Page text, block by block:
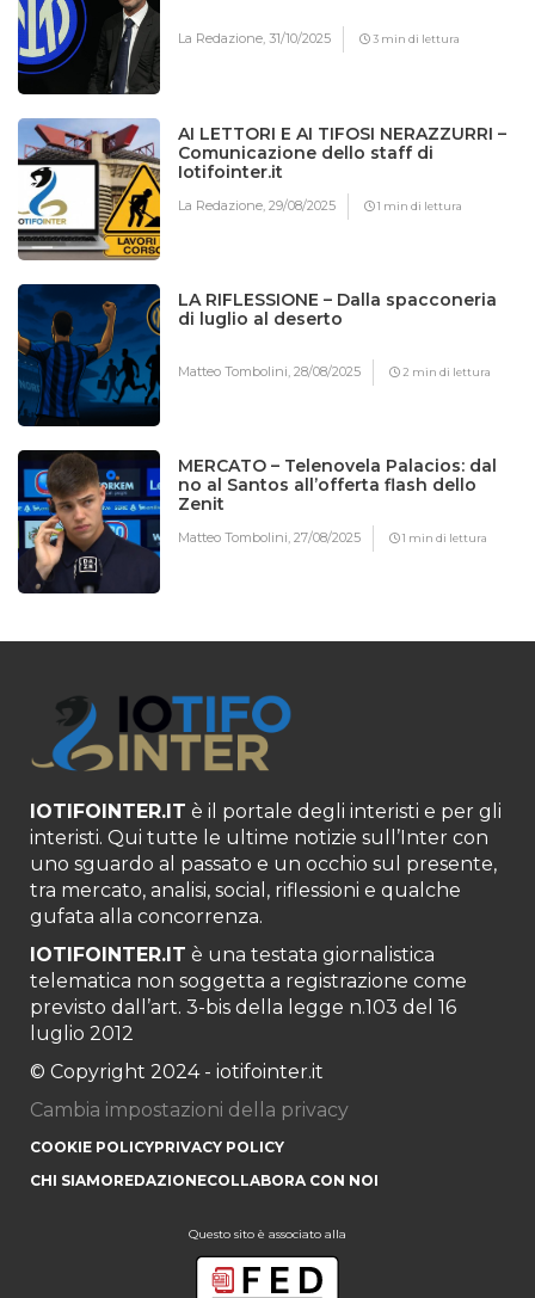
La Redazione,31/10/2025 3 min di lettura
AI LETTORI E AI TIFOSI NERAZZURRI –
Comunicazione dello staff di
Iotifointer.it
La Redazione,29/08/2025 1 min di lettura
LA RIFLESSIONE – Dalla spacconeria
di luglio al deserto
Matteo Tombolini,28/08/2025 2 min di lettura
MERCATO – Telenovela Palacios: dal
no al Santos all’offerta flash dello
Zenit
Matteo Tombolini,27/08/2025 1 min di lettura
IOTIFOINTER.IT è il portale degli interisti e per gli
interisti. Qui tutte le ultime notizie sull’Inter con
uno sguardo al passato e un occhio sul presente,
tra mercato, analisi, social, riflessioni e qualche
gufata alla concorrenza.
IOTIFOINTER.IT è una testata giornalistica
telematica non soggetta a registrazione come
previsto dall’art. 3-bis della legge n.103 del 16
luglio 2012
© Copyright 2024 - iotifointer.it
Cambia impostazioni della privacy
COOKIE POLICYPRIVACY POLICY
CHI SIAMOREDAZIONECOLLABORA CON NOI
Questo sito è associato alla